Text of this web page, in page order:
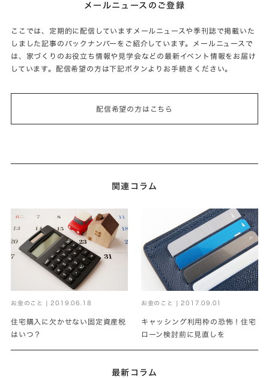
メールニュースのご登録
ここでは、定期的に配信していますメールニュースや季刊誌で掲載いた
しました記事のバックナンバーをご紹介しています。メールニュースで
は、家づくりのお役立ち情報や見学会などの最新イベント情報をお届け
しています。配信希望の方は下記ボタンよりお手続きください。
配信希望の方はこちら
関連コラム
お金のこと | 2019.06.18
住宅購入に欠かせない固定資産税
はいつ？
お金のこと | 2017.09.01
キャッシング利用枠の恐怖！住宅
ローン検討前に見直しを
最新コラム